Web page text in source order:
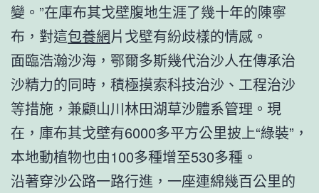
變。”在庫布其戈壁腹地生涯了幾十年的陳寧
布，對這包養網片戈壁有紛歧樣的情感。
面臨浩瀚沙海，鄂爾多斯幾代治沙人在傳承治
沙精力的同時，積極摸索科技治沙、工程治沙
等措施，兼顧山川林田湖草沙體系管理。現
在，庫布其戈壁有6000多平方公里披上“綠裝”，
本地動植物也由100多種增至530多種。
沿著穿沙公路一路行進，一座連綿幾百公里的